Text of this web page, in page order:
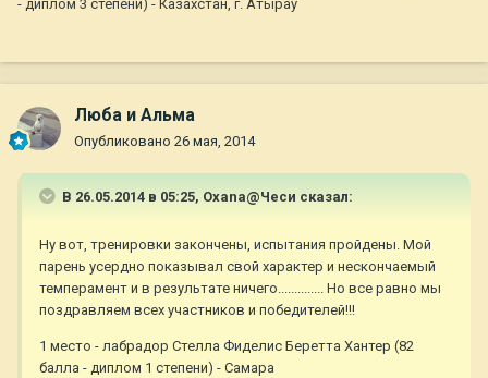
- диплом 3 степени) - Казахстан, г. Атырау
Люба и Альма
Опубликовано 26 мая, 2014
В 26.05.2014 в 05:25, Oxana@Чеси сказал:
Ну вот, тренировки закончены, испытания пройдены. Мой
парень усердно показывал свой характер и нескончаемый
темперамент и в результате ничего.............. Но все равно мы
поздравляем всех участников и победителей!!!
1 место - лабрадор Стелла Фиделис Беретта Хантер (82
балла - диплом 1 степени) - Самара